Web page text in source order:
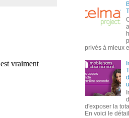
privés à mieux
d'exposer la
En voici le